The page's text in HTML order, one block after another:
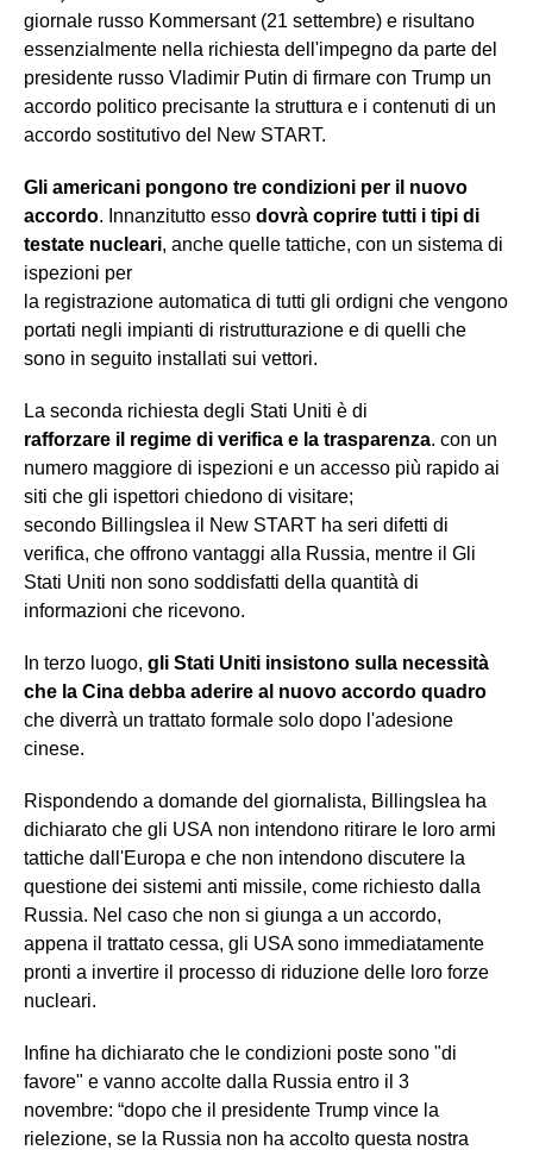
giornale russo Kommersant (21 settembre) e risultano
essenzialmente nella richiesta dell'impegno da parte del
presidente russo Vladimir Putin di firmare con Trump un
accordo politico precisante la struttura e i contenuti di un
accordo sostitutivo del New START.
Gli americani pongono tre condizioni per il nuovo
accordo. Innanzitutto esso dovrà coprire tutti i tipi di
testate nucleari, anche quelle tattiche, con un sistema di
ispezioni per
la registrazione automatica di tutti gli ordigni che vengono
portati negli impianti di ristrutturazione e di quelli che
sono in seguito installati sui vettori.
La seconda richiesta degli Stati Uniti è di
rafforzare il regime di verifica e la trasparenza. con un
numero maggiore di ispezioni e un accesso più rapido ai
siti che gli ispettori chiedono di visitare;
secondo Billingslea il New START ha seri difetti di
verifica, che offrono vantaggi alla Russia, mentre il Gli
Stati Uniti non sono soddisfatti della quantità di
informazioni che ricevono.
In terzo luogo, gli Stati Uniti insistono sulla necessità
che la Cina debba aderire al nuovo accordo quadro
che diverrà un trattato formale solo dopo l'adesione
cinese.
Rispondendo a domande del giornalista, Billingslea ha
dichiarato che gli USA non intendono ritirare le loro armi
tattiche dall'Europa e che non intendono discutere la
questione dei sistemi anti missile, come richiesto dalla
Russia. Nel caso che non si giunga a un accordo,
appena il trattato cessa, gli USA sono immediatamente
pronti a invertire il processo di riduzione delle loro forze
nucleari.
Infine ha dichiarato che le condizioni poste sono "di
favore" e vanno accolte dalla Russia entro il 3
novembre: “dopo che il presidente Trump vince la
rielezione, se la Russia non ha accolto questa nostra